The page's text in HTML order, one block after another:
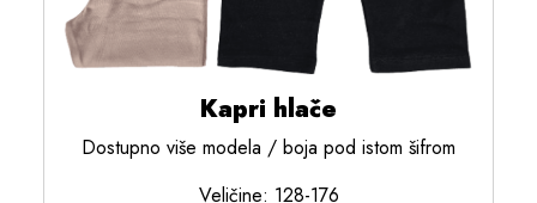
Kapri hlače
Dostupno više modela / boja pod istom šifrom
Veličine: 128-176